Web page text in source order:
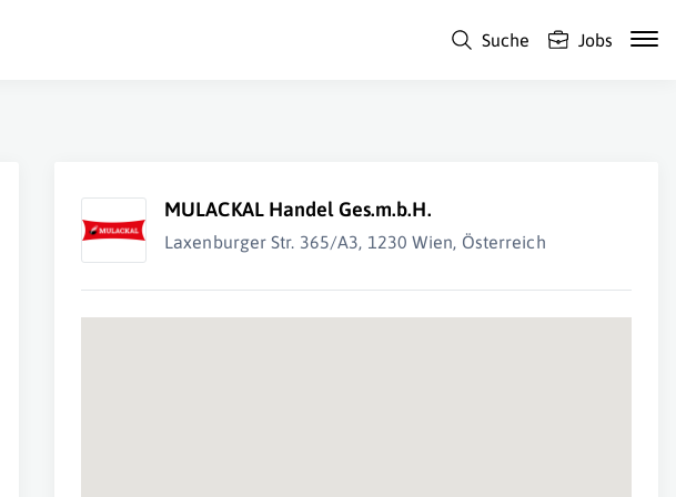
Suche Jobs
MULACKAL Handel Ges.m.b.H.
Laxenburger Str. 365/A3, 1230 Wien, Österreich